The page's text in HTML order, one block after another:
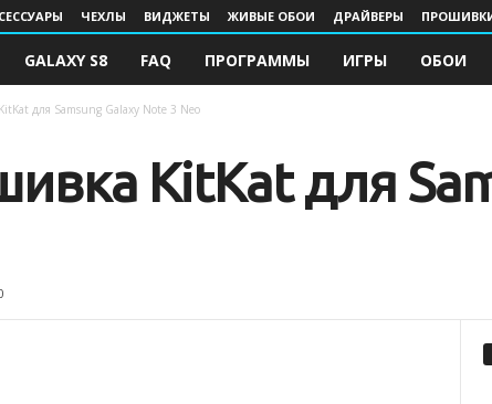
ЧЕХЛЫ ВИДЖЕТЫ ЖИВЫЕ ОБОИ ДРАЙВЕРЫ
GALAXY S8 FAQ ПРОГРАММЫ ИГРЫ ОБОИ
для Samsung Galaxy Note 3 Neo
KitKat для